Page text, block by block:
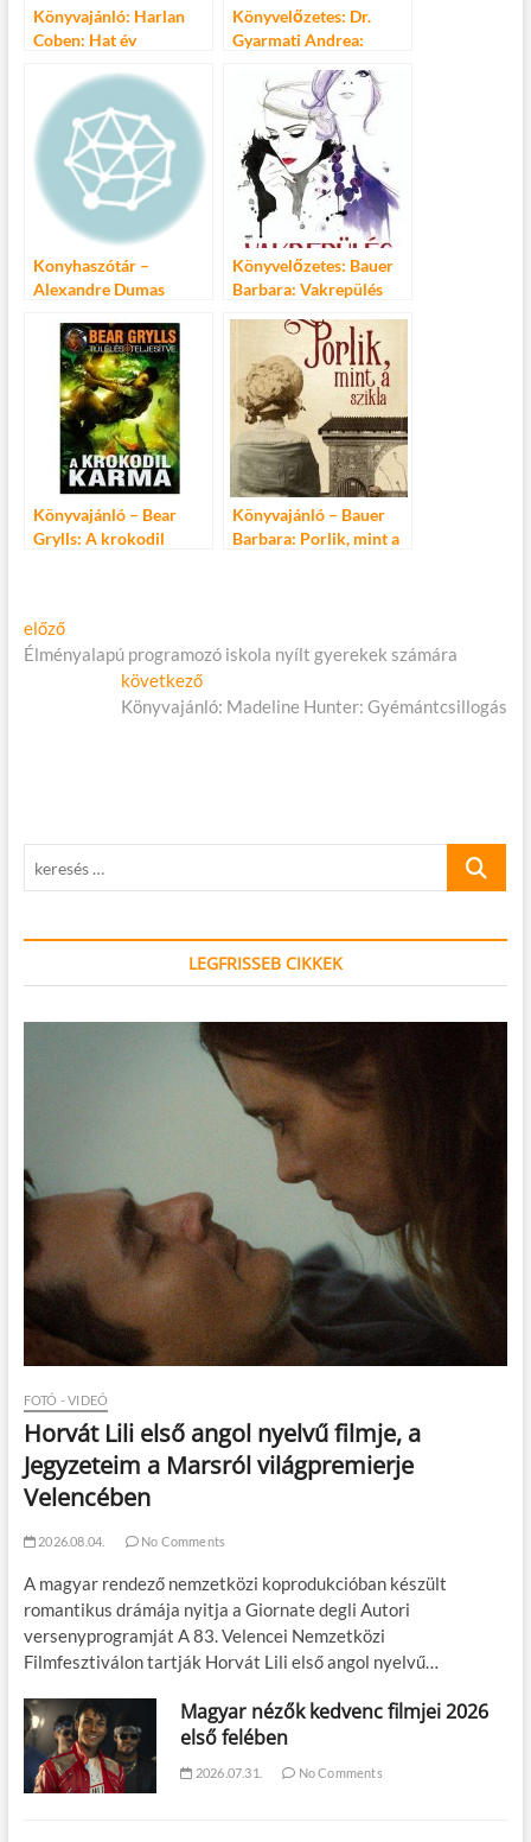
Könyvajánló: Harlan
Coben: Hat év
Könyvelőzetes: Dr.
Gyarmati Andrea:
Konyhaszótár –
Alexandre Dumas
Könyvelőzetes: Bauer
Barbara: Vakrepülés
Könyvajánló – Bear
Grylls: A krokodil
Könyvajánló – Bauer
Barbara: Porlik, mint a
Bejegyzés
navigáció
előzőElőző
cikk:
Élményalapú programozó iskola nyílt gyerekek számára
következőKövetkező
cikk:
Könyvajánló: Madeline Hunter: Gyémántcsillogás
keresés
LEGFRISSEB CIKKEK
FOTÓ - VIDEÓ
Horvát Lili első angol nyelvű filmje, a
Jegyzeteim a Marsról világpremierje
Velencében
2026.08.04. No Comments
A magyar rendező nemzetközi koprodukcióban készült
romantikus drámája nyitja a Giornate degli Autori
versenyprogramját A 83. Velencei Nemzetközi
Filmfesztiválon tartják Horvát Lili első angol nyelvű…
Magyar nézők kedvenc filmjei 2026
első felében
2026.07.31. No Comments